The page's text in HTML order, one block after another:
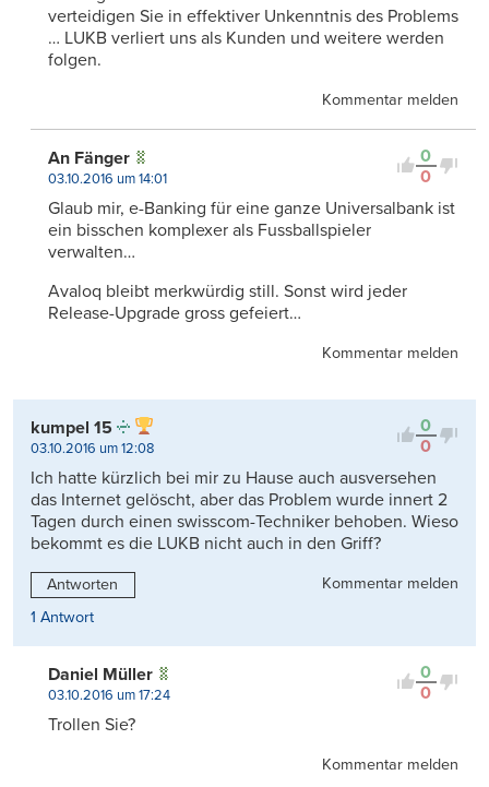
verteidigen Sie in effektiver Unkenntnis des Problems
… LUKB verliert uns als Kunden und weitere werden
folgen.
Kommentar melden
0
0
An Fänger
03.10.2016 um 14:01
Glaub mir, e-Banking für eine ganze Universalbank ist
ein bisschen komplexer als Fussballspieler
verwalten…
Avaloq bleibt merkwürdig still. Sonst wird jeder
Release-Upgrade gross gefeiert…
Kommentar melden
0
0
kumpel 15
03.10.2016 um 12:08
Ich hatte kürzlich bei mir zu Hause auch ausversehen
das Internet gelöscht, aber das Problem wurde innert 2
Tagen durch einen swisscom-Techniker behoben. Wieso
bekommt es die LUKB nicht auch in den Griff?
Antworten
Kommentar melden
1 Antwort
0
0
Daniel Müller
03.10.2016 um 17:24
Trollen Sie?
Kommentar melden